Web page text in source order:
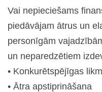
Vai nepieciešams
piedāvājam ātrus un
personīgām
un neparedzētiem
• Konkurētspējīgas
• Ātra apstiprināšana